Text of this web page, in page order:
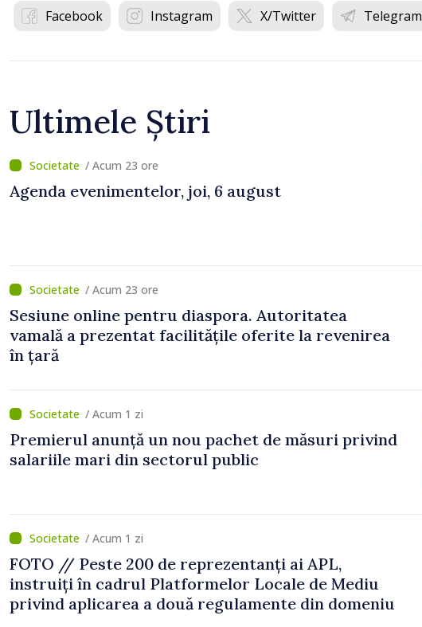
Facebook Instagram X/Twitter Telegram
Ultimele Știri
/ Acum 23 ore
Agenda evenimentelor, joi, 6 august
/ Acum 23 ore
Sesiune online pentru diaspora. Autoritatea
vamală a prezentat facilitățile oferite la revenirea
în țară
/ Acum 1 zi
Premierul anunță un nou pachet de măsuri privind
salariile mari din sectorul public
/ Acum 1 zi
FOTO // Peste 200 de reprezentanți ai APL,
instruiți în cadrul Platformelor Locale de Mediu
privind aplicarea a două regulamente din domeniu